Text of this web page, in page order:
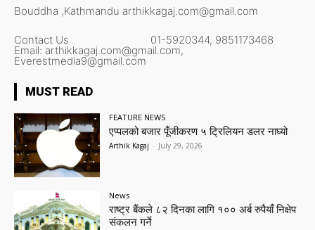
Bouddha ,Kathmandu arthikkagaj.com@gmail.com
Contact Us 01-5920344, 9851173468
Email: arthikkagaj.com@gmail.com,
Everestmedia9@gmail.com
MUST READ
FEATURE NEWS
एप्पलको बजार पूँजीकरण ५ ट्रिलियन डलर नाघ्यो
Arthik Kagaj - July 29, 2026
News
राष्ट्र बैंकले ८२ दिनका लागि १०० अर्ब रुपैयाँ निक्षेप
संकलन गर्ने